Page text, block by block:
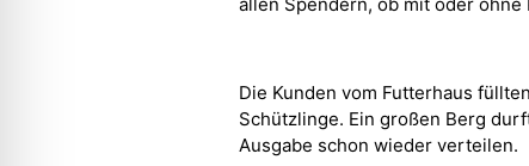
allen Spendern, ob mit oder
Die Kunden vom Futterhaus
Schützlinge. Ein großen Berg
Ausgabe schon wieder verteilen.